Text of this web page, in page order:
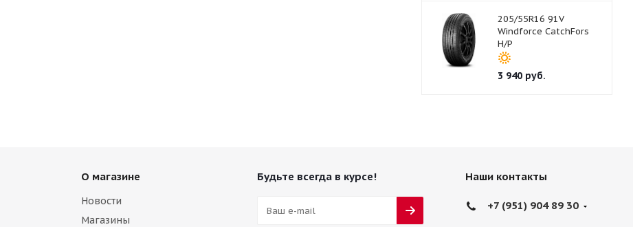
205/55R16 91V
Windforce CatchFors
H/P
3 940руб.
О магазине
Новости
Магазины
Будьте всегда в курсе! Наши контакты
+7 (951) 904 89 30